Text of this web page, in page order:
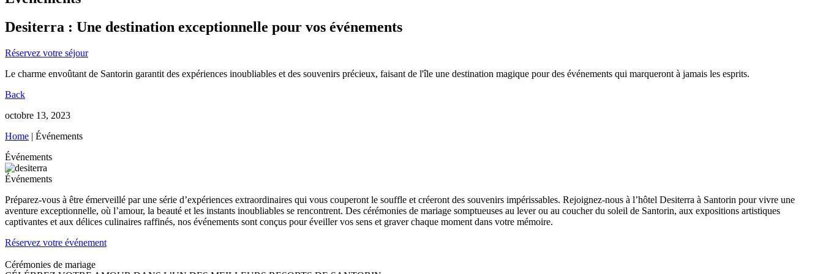
Desiterra : Une destination exceptionnelle pour vos événements
Réservez votre séjour
Le charme envoûtant de Santorin garantit des expériences inoubliables et des souvenirs précieux, faisant de l'île une destination magique pour des événements qui marqueront à jamais les esprits.
Back
octobre 13, 2023
Home | Événements
Événements
Événements
Préparez-vous à être émerveillé par une série d’expériences extraordinaires qui vous couperont le souffle et créeront des souvenirs impérissables. Rejoignez-nous à l’hôtel Desiterra à Santorin pour vivre une
aventure exceptionnelle, où l’amour, la beauté et les instants inoubliables se rencontrent. Des cérémonies de mariage somptueuses au lever ou au coucher du soleil de Santorin, aux expositions artistiques
captivantes et aux délices culinaires raffinés, nos événements sont conçus pour éveiller vos sens et graver chaque moment dans votre mémoire.
Réservez votre événement
Cérémonies de mariage